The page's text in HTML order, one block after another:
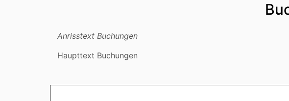
Anrisstext Buchungen
Haupttext Buchungen